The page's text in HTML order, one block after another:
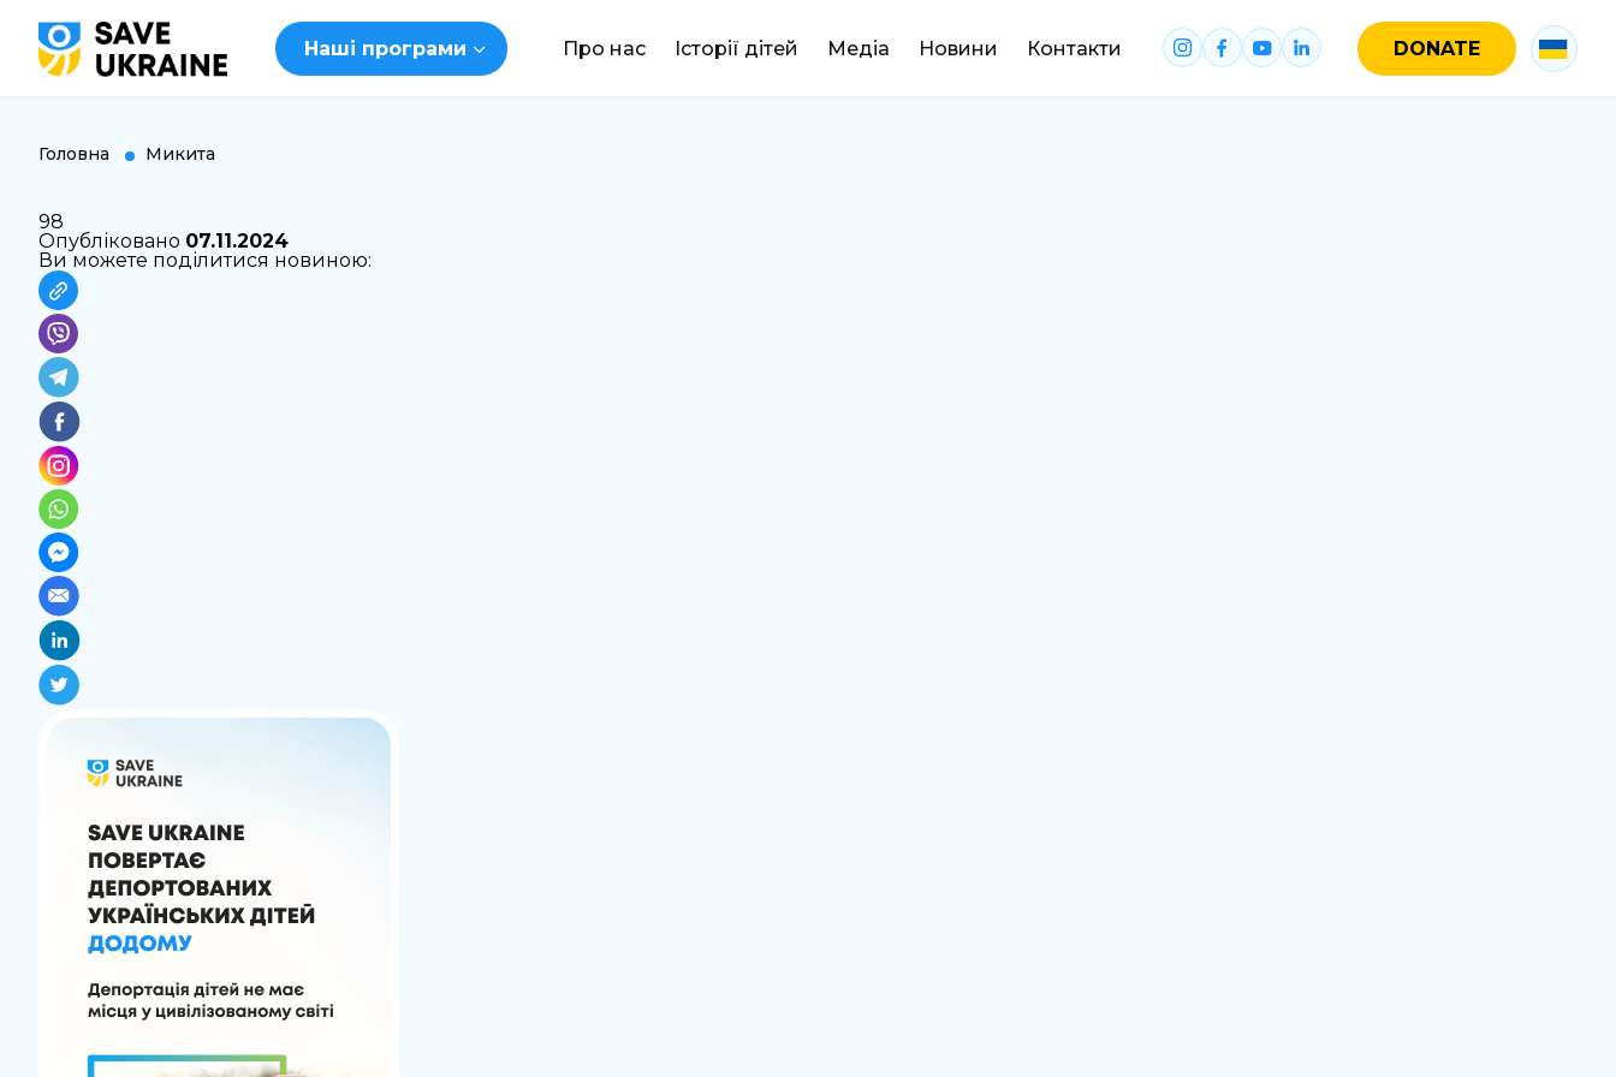
Наші програми Про нас Історії дітей Медіа Новини Контакти DONATE
DONATE
Головна Микита
98
Опубліковано 07.11.2024
Ви можете поділитися новиною: